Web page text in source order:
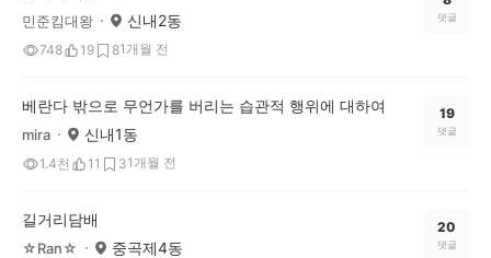
민준킴대왕 신내2동
748 19 81개월 전
댓글
베란다 밖으로 무언가를 버리는 습관적 행위에 대하여
mira 신내1동
1.4천 11 31개월 전
19
댓글
길거리담배
☆Ran☆ 중곡제4동
20
댓글